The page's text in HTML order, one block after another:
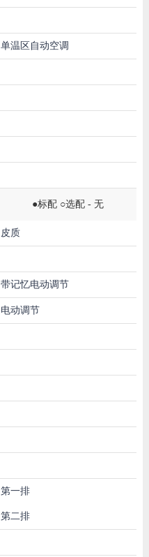
单温区自动空调
●标配 ○选配 - 无
皮质
带记忆电动调节
电动调节
第一排
第二排